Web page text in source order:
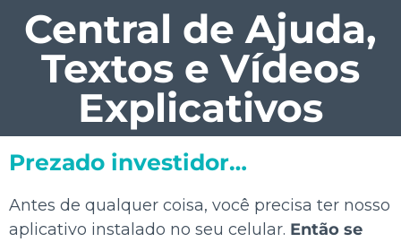
Central de Ajuda,
Textos e Vídeos
Explicativos
Prezado investidor…
Antes de qualquer coisa, você precisa ter nosso
aplicativo instalado no seu celular. Então se